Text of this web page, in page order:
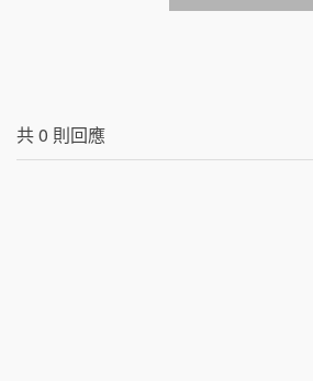
共0 則回應